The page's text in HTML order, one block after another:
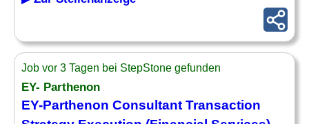
Job vor 3 Tagen bei StepStone gefunden
EY- Parthenon
EY-Parthenon Consultant Transaction